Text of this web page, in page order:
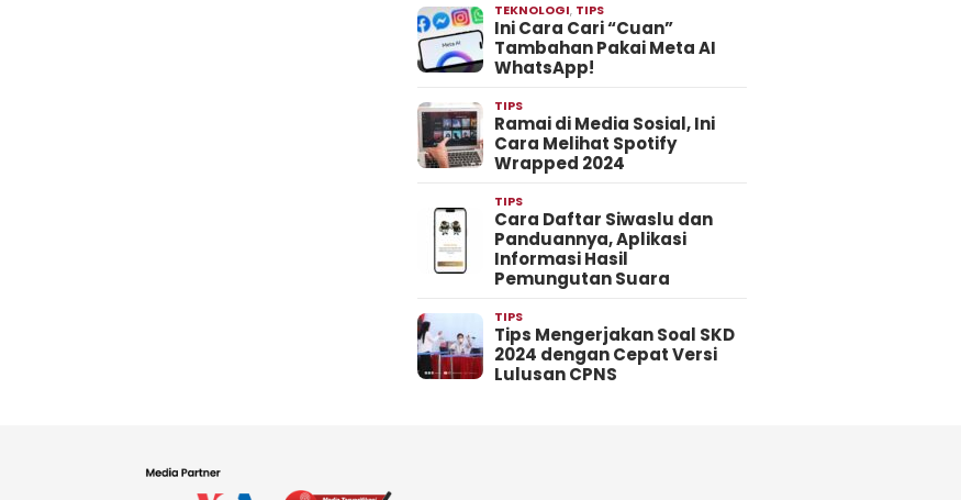
TEKNOLOGI, TIPS
Ini Cara Cari “Cuan”
Tambahan Pakai Meta AI
WhatsApp!
TIPS
Ramai di Media Sosial, Ini
Cara Melihat Spotify
Wrapped 2024
TIPS
Cara Daftar Siwaslu dan
Panduannya, Aplikasi
Informasi Hasil
Pemungutan Suara
TIPS
Tips Mengerjakan Soal SKD
2024 dengan Cepat Versi
Lulusan CPNS